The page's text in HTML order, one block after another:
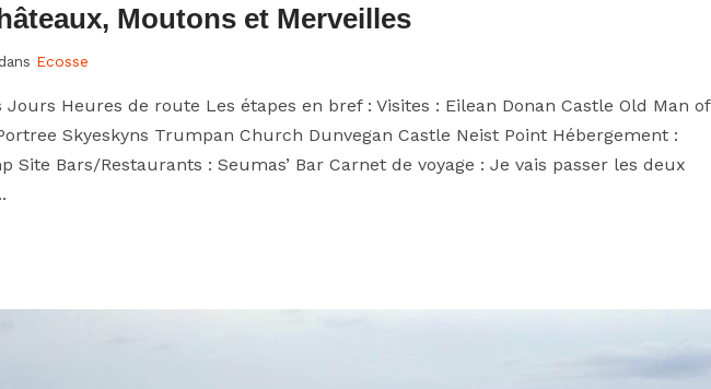
Moutons et Merveilles
Ecosse
Jours Heures de route Les étapes en bref : Visites : Eilean Donan Castle Old Man of
Skyeskyns Trumpan Church Dunvegan Castle Neist Point Hébergement :
Site Bars/Restaurants : Seumas’ Bar Carnet de voyage : Je vais passer les deux